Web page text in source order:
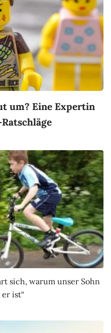
um? Eine Expertin
sich, warum unser Sohn
ist“